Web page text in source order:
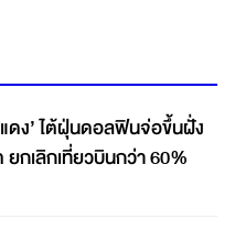
แดง’ ไต้ฝุ่นดอลฟินจ่อขึ้นฝั่ง
ยกเลิกเที่ยวบินกว่า 60%